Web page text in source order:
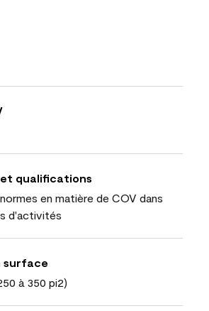
qualifications
en matière de COV dans
d'activités
surface
à 350 pi2)